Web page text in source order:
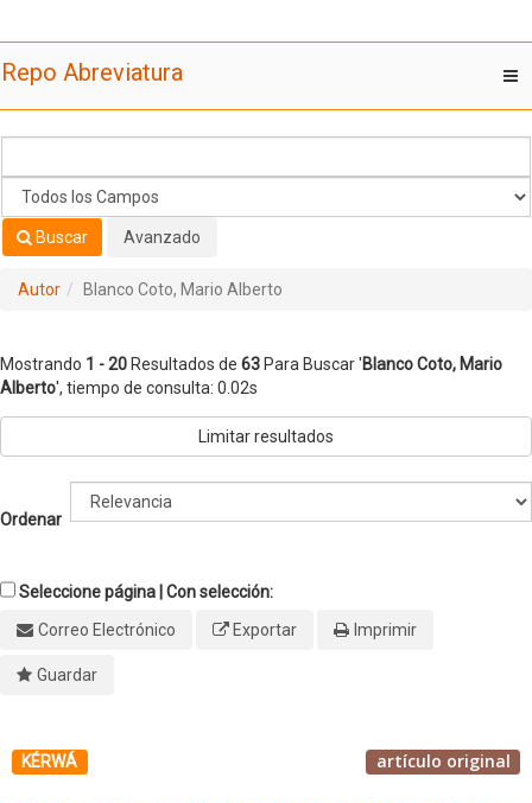
Alberto
Repo Abreviatura
Buscar Avanzado
Autor Blanco Coto, Mario Alberto
Mostrando 1 - 20 Resultados de 63 Para Buscar 'Blanco Coto, Mario
Alberto', tiempo de consulta: 0.02s
Limitar resultados
Ordenar
Seleccione página | Con selección:
Correo Electrónico
Exportar Imprimir
Guardar
KÉRWÁ artículo original